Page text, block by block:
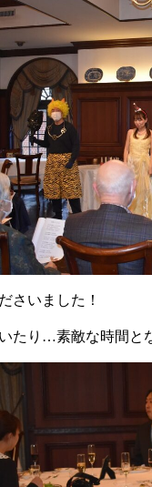
さいました！
たり…素敵な時間と